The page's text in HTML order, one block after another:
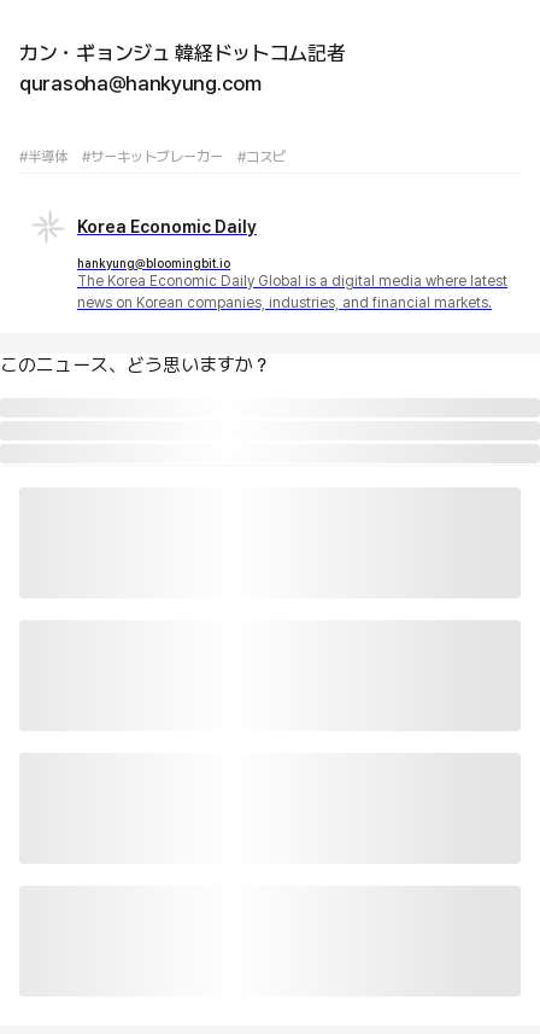
カン・ギョンジュ 韓経ドットコム記者
qurasoha@hankyung.com
#半導体 #サーキットブレーカー #コスピ
Korea Economic Daily
hankyung@bloomingbit.io
The Korea Economic Daily Global is a digital media where latest
news on Korean companies, industries, and financial markets.
このニュース、どう思いますか？